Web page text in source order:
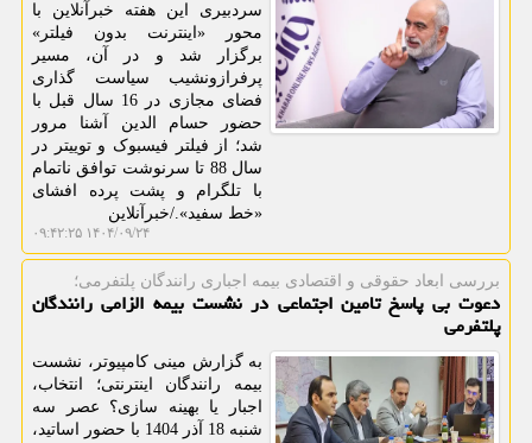
سردبیری این هفته خبرآنلاین با
محور «اینترنت بدون فیلتر»
برگزار شد و در آن، مسیر
پرفرازونشیب سیاست گذاری
فضای مجازی در 16 سال قبل با
حضور حسام الدین آشنا مرور
شد؛ از فیلتر فیسبوک و توییتر در
سال 88 تا سرنوشت توافق ناتمام
با تلگرام و پشت پرده افشای
«خط سفید»./خبرآنلاین
۱۴۰۴/۰۹/۲۴ ۰۹:۴۲:۲۵
بررسی ابعاد حقوقی و اقتصادی بیمه اجباری رانندگان پلتفرمی؛
دعوت بی پاسخ تامین اجتماعی در نشست بیمه الزامی رانندگان
پلتفرمی
به گزارش مینی کامپیوتر، نشست
بیمه رانندگان اینترنتی؛ انتخاب،
اجبار یا بهینه سازی؟ عصر سه
شنبه 18 آذر 1404 با حضور اساتید،